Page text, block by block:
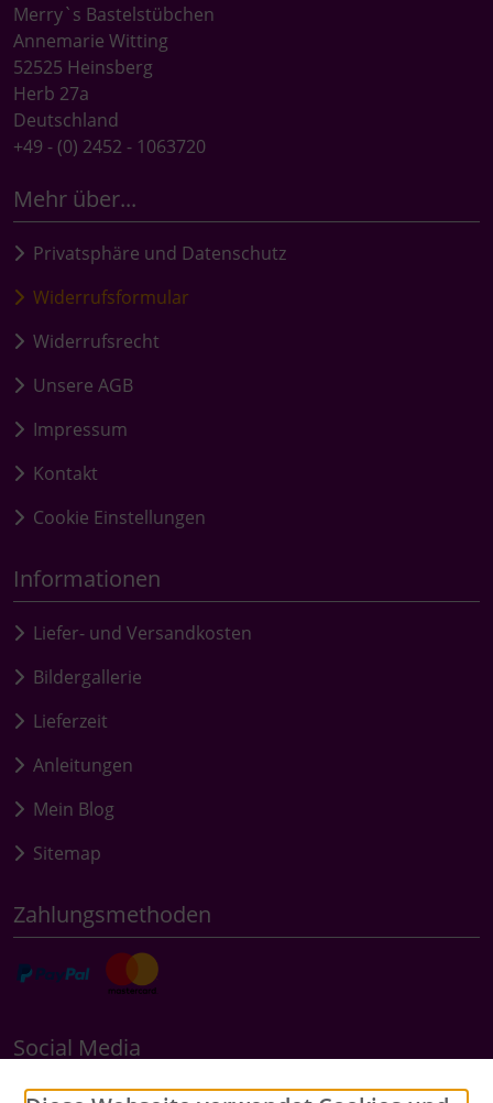
Merry`s Bastelstübchen
Annemarie Witting
52525 Heinsberg
Herb 27a
Deutschland
+49 - (0) 2452 - 1063720
Mehr über...
Privatsphäre und Datenschutz
Widerrufsformular
Widerrufsrecht
Unsere AGB
Impressum
Kontakt
Cookie Einstellungen
Informationen
Liefer- und Versandkosten
Bildergallerie
Lieferzeit
Anleitungen
Mein Blog
Sitemap
Zahlungsmethoden
Social Media